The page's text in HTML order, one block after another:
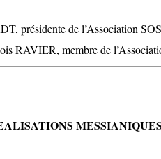
présidente de l’Association
RAVIER, membre de